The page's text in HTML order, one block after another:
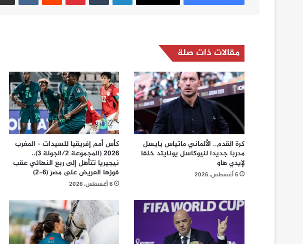
مقالات ذات صلة
كرة القدم.. الألماني ماتياس يايسل
مدربا جديدا لنيوكاسل يونايتد خلفا
لإيدي هاو
6 أغسطس، 2026
كأس أمم إفريقيا للسيدات – المغرب
2026 (المجموعة 2/الجولة 3)..
نيجيريا تتأهل إلى ربع النهائي عقب
فوزها العريض على مصر (6-2)
6 أغسطس، 2026